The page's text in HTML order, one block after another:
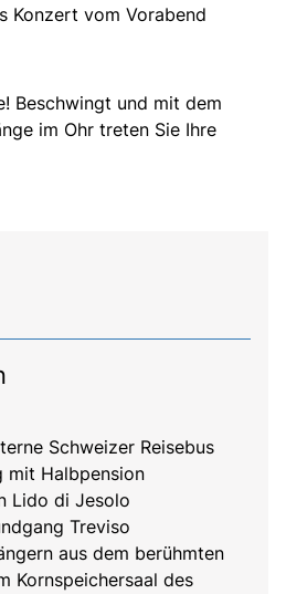
Konzert vom Vorabend
Beschwingt und mit dem
im Ohr treten Sie Ihre
Schweizer Reisebus
mit Halbpension
Lido di Jesolo
Treviso
aus dem berühmten
Kornspeichersaal des